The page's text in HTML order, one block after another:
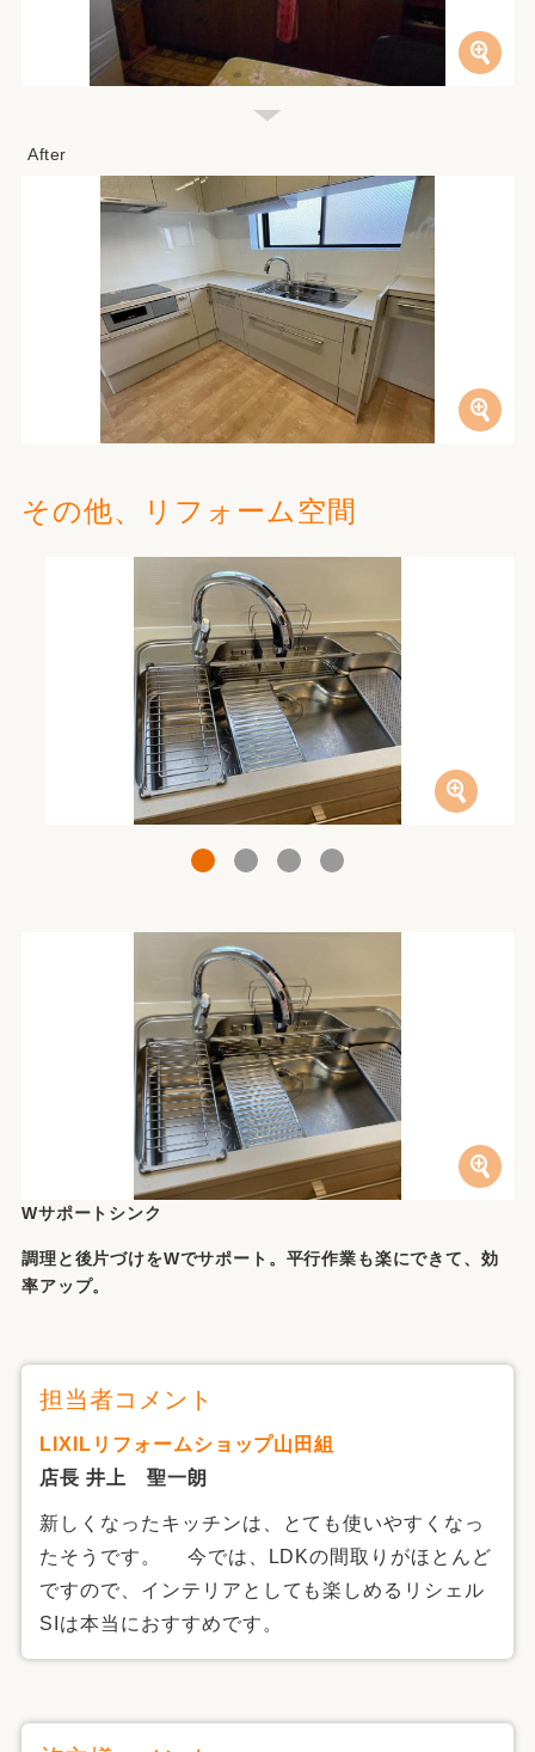
その他、リフォーム空間
Wサポートシンク
調理と後片づけをWでサポート。平行作業も楽にできて、効
率アップ。
担当者コメント
LIXILリフォームショップ山田組
店長 井上 聖一朗
新しくなったキッチンは、とても使いやすくなっ
たそうです。 今では、LDKの間取りがほとんど
ですので、インテリアとしても楽しめるリシェル
SIは本当におすすめです。